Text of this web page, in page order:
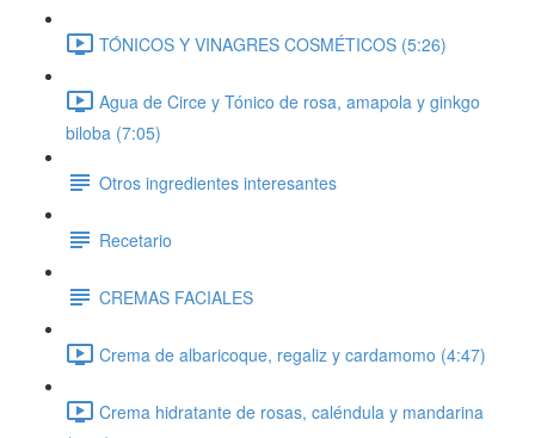
TÓNICOS Y VINAGRES COSMÉTICOS (5:26)
Agua de Circe y Tónico de rosa, amapola y ginkgo
biloba (7:05)
Otros ingredientes interesantes
Recetario
CREMAS FACIALES
Crema de albaricoque, regaliz y cardamomo (4:47)
Crema hidratante de rosas, caléndula y mandarina